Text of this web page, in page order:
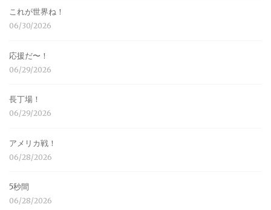
これが世界ね！
06/30/2026
応援だ〜！
06/29/2026
長丁場！
06/29/2026
アメリカ戦！
06/28/2026
5秒間
06/28/2026